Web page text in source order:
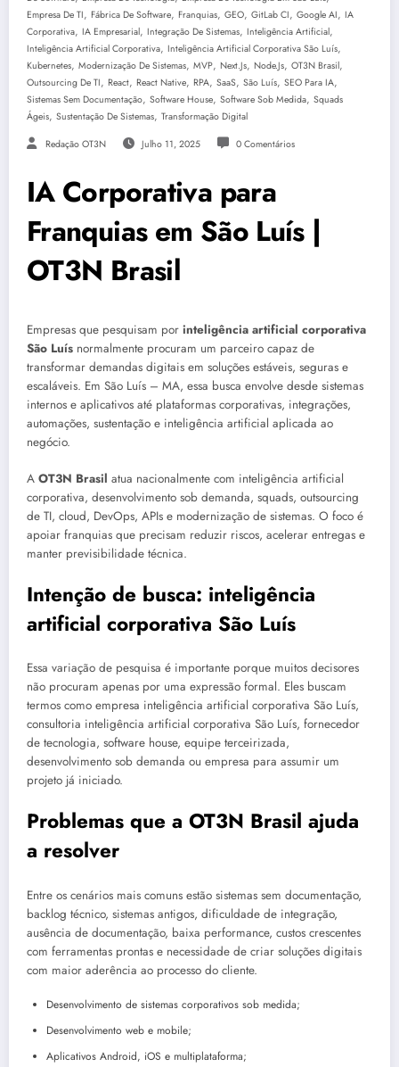
Empresa De TI, Fábrica De Software, Franquias, GEO, GitLab CI, Google AI, IA
Corporativa, IA Empresarial, Integração De Sistemas, Inteligência Artificial,
Inteligência Artificial Corporativa, Inteligência Artificial Corporativa São Luís,
Kubernetes, Modernização De Sistemas, MVP, Next.js, Node.js, OT3N Brasil,
Outsourcing De TI, React, React Native, RPA, SaaS, São Luís, SEO Para IA,
Sistemas Sem Documentação, Software House, Software Sob Medida, Squads
Ágeis, Sustentação De Sistemas, Transformação Digital
Redação OT3N Julho 11, 2025 0 Comentários
IA Corporativa para
Franquias em São Luís |
OT3N Brasil
Empresas que pesquisam por inteligência artificial corporativa
São Luís normalmente procuram um parceiro capaz de
transformar demandas digitais em soluções estáveis, seguras e
escaláveis. Em São Luís – MA, essa busca envolve desde sistemas
internos e aplicativos até plataformas corporativas, integrações,
automações, sustentação e inteligência artificial aplicada ao
negócio.
A OT3N Brasil atua nacionalmente com inteligência artificial
corporativa, desenvolvimento sob demanda, squads, outsourcing
de TI, cloud, DevOps, APIs e modernização de sistemas. O foco é
apoiar franquias que precisam reduzir riscos, acelerar entregas e
manter previsibilidade técnica.
Intenção de busca: inteligência
artificial corporativa São Luís
Essa variação de pesquisa é importante porque muitos decisores
não procuram apenas por uma expressão formal. Eles buscam
termos como empresa inteligência artificial corporativa São Luís,
consultoria inteligência artificial corporativa São Luís, fornecedor
de tecnologia, software house, equipe terceirizada,
desenvolvimento sob demanda ou empresa para assumir um
projeto já iniciado.
Problemas que a OT3N Brasil ajuda
a resolver
Entre os cenários mais comuns estão sistemas sem documentação,
backlog técnico, sistemas antigos, dificuldade de integração,
ausência de documentação, baixa performance, custos crescentes
com ferramentas prontas e necessidade de criar soluções digitais
com maior aderência ao processo do cliente.
Desenvolvimento de sistemas corporativos sob medida;
Desenvolvimento web e mobile;
Aplicativos Android, iOS e multiplataforma;